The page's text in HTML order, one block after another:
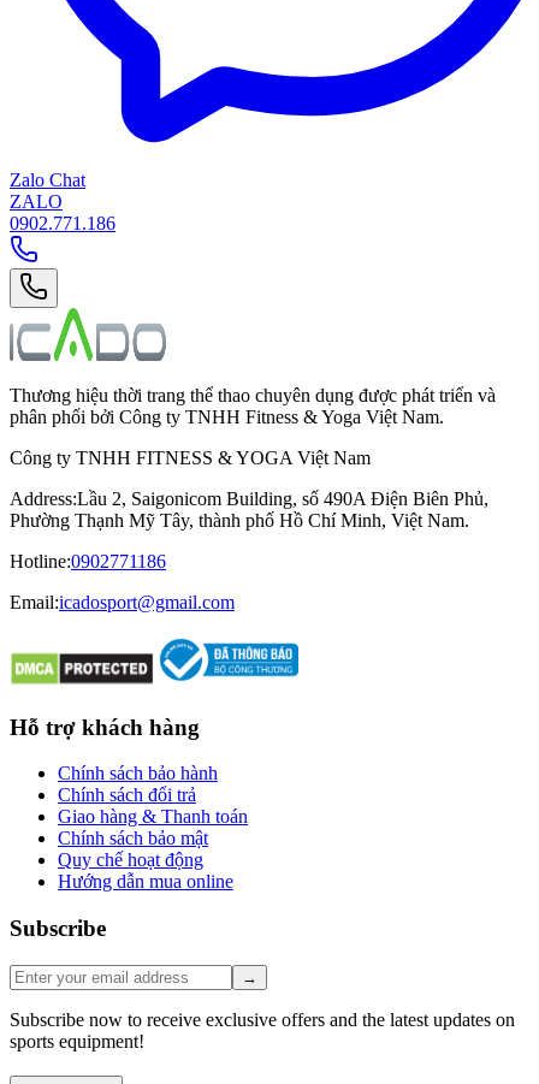
Zalo Chat
ZALO
0902.771.186
Thương hiệu thời trang thể thao chuyên dụng được phát triển và
phân phối bởi Công ty TNHH Fitness & Yoga Việt Nam.
Công ty TNHH FITNESS & YOGA Việt Nam
Address:Lầu 2, Saigonicom Building, số 490A Điện Biên Phủ,
Phường Thạnh Mỹ Tây, thành phố Hồ Chí Minh, Việt Nam.
Hotline:0902771186
Email:icadosport@gmail.com
Hỗ trợ khách hàng
Chính sách bảo hành
Chính sách đổi trả
Giao hàng & Thanh toán
Chính sách bảo mật
Quy chế hoạt động
Hướng dẫn mua online
Subscribe
→
Subscribe now to receive exclusive offers and the latest updates on
sports equipment!